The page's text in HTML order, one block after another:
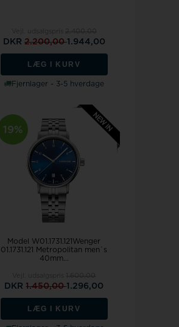
DKR 2.200,001.944,00
LÆG I KURV
Fjernlager - 3-5 hverdage
19%
Model W01.1731.121Wenger
01.1731.121 Metropolitan men`s
40mm...
DKR1.450,001.296,00
LÆG I KURV